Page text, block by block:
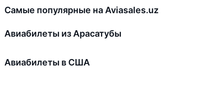
Самые популярные на Aviasales.uz
Авиабилеты из Арасатубы
Авиабилеты в США